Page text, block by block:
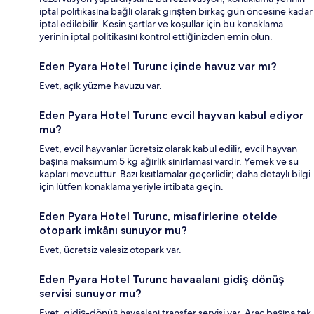
iptal politikasına bağlı olarak girişten birkaç gün öncesine kadar
iptal edilebilir. Kesin şartlar ve koşullar için bu konaklama
yerinin iptal politikasını kontrol ettiğinizden emin olun.
Eden Pyara Hotel Turunc içinde havuz var mı?
Evet, açık yüzme havuzu var.
Eden Pyara Hotel Turunc evcil hayvan kabul ediyor
mu?
Evet, evcil hayvanlar ücretsiz olarak kabul edilir, evcil hayvan
başına maksimum 5 kg ağırlık sınırlaması vardır. Yemek ve su
kapları mevcuttur. Bazı kısıtlamalar geçerlidir; daha detaylı bilgi
için lütfen konaklama yeriyle irtibata geçin.
Eden Pyara Hotel Turunc, misafirlerine otelde
otopark imkânı sunuyor mu?
Evet, ücretsiz valesiz otopark var.
Eden Pyara Hotel Turunc havaalanı gidiş dönüş
servisi sunuyor mu?